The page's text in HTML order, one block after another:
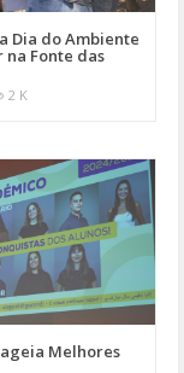
Dia do Ambiente
na Fonte das
2 K
Melhores